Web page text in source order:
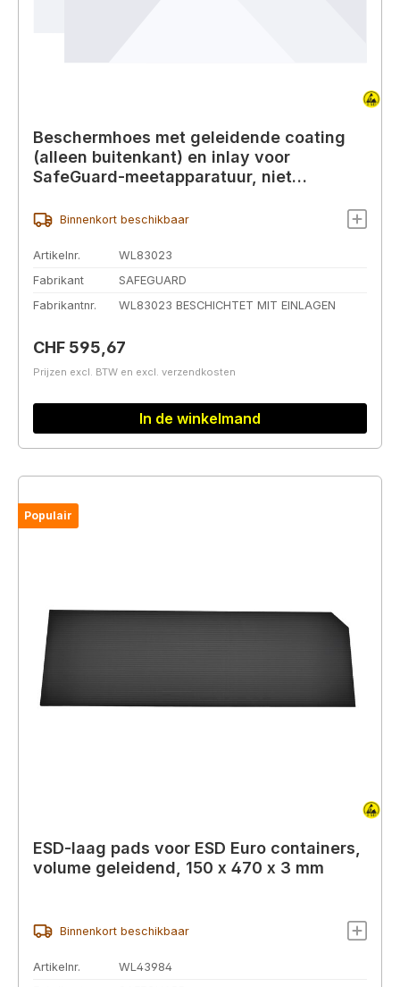
Beschermhoes met geleidende coating
(alleen buitenkant) en inlay voor
SafeGuard-meetapparatuur, niet
Binnenkort beschikbaar
Artikelnr.
WL83023
Fabrikant
SAFEGUARD
Fabrikantnr.
WL83023 BESCHICHTET MIT EINLAGEN
Normale prijs:
CHF 595,67
Prijzen excl. BTW en excl. verzendkosten
In de winkelmand
Populair
ESD-laag pads voor ESD Euro containers,
volume geleidend, 150 x 470 x 3 mm
Binnenkort beschikbaar
Artikelnr.
WL43984